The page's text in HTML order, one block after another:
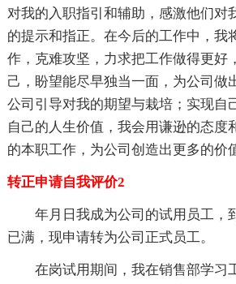
对我的入职指引和辅助，感激他们对
的提示和指正。在今后的工作中，我
作，克难攻坚，力求把工作做得更好
己，盼望能尽早独当一面，为公司做
公司引导对我的期望与栽培；实现自
自己的人生价值，我会用谦逊的态度
的本职工作，为公司创造出更多的价
转正申请自我评价2
年月日我成为公司的试用员工，
已满，现申请转为公司正式员工。
在岗试用期间，我在销售部学习